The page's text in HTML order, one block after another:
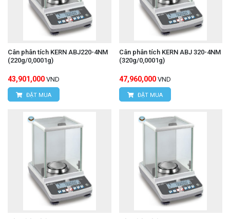
Cân phân tích KERN ABJ220-4NM
(220g/0,0001g)
43,901,000 VND
ĐẶT MUA
Cân phân tích KERN ABJ 320-4NM
(320g/0,0001g)
47,960,000 VND
ĐẶT MUA